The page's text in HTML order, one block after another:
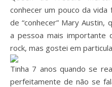
conhecer um pouco da vida
de “conhecer” Mary
a pessoa mais importante
rock, mas gostei em
Tinha 7 anos quando se
perfeitamente de não se